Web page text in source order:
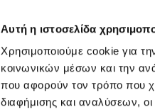
Αυτή η ιστοσελίδα
Χρησιμοποιούμε cookie για
κοινωνικών μέσων και την
που αφορούν τον τρόπο που
διαφήμισης και αναλύσεων,
Πολιτική Απορρήτου
Όροι χρήσης